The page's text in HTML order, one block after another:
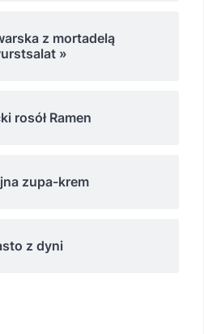
z mortadelą
»
rosół Ramen
zupa-krem
z dyni